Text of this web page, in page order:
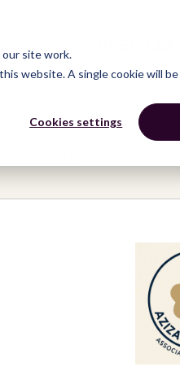
site work.
website. A single cookie will
Cookies settings